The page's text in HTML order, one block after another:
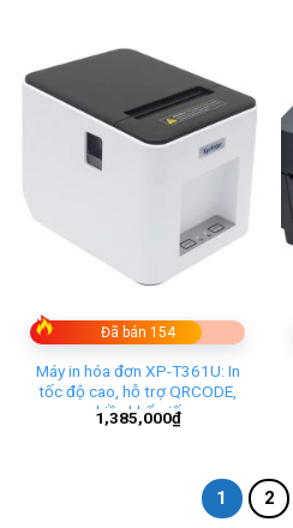
Đã bán 154
Máy in hóa đơn XP-T361U: In
tốc độ cao, hỗ trợ QRCODE,
nhiều khổ giấy
1,385,000₫
1 2